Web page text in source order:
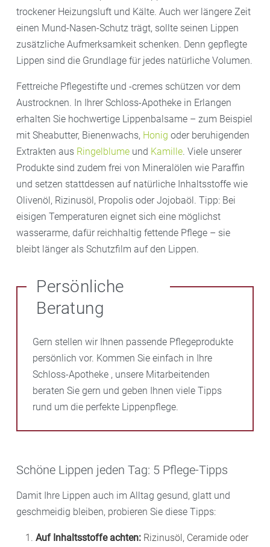
trockener Heizungsluft und Kälte. Auch wer längere Zeit
einen Mund-Nasen-Schutz trägt, sollte seinen Lippen
zusätzliche Aufmerksamkeit schenken. Denn gepflegte
Lippen sind die Grundlage für jedes natürliche Volumen.
Fettreiche Pflegestifte und -cremes schützen vor dem
Austrocknen. In Ihrer Schloss-Apotheke in Erlangen
erhalten Sie hochwertige Lippenbalsame – zum Beispiel
mit Sheabutter, Bienenwachs, Honig oder beruhigenden
Extrakten aus Ringelblume und Kamille. Viele unserer
Produkte sind zudem frei von Mineralölen wie Paraffin
und setzen stattdessen auf natürliche Inhaltsstoffe wie
Olivenöl, Rizinusöl, Propolis oder Jojobaöl. Tipp: Bei
eisigen Temperaturen eignet sich eine möglichst
wasserarme, dafür reichhaltig fettende Pflege – sie
bleibt länger als Schutzfilm auf den Lippen.
Persönliche
Beratung
Gern stellen wir Ihnen passende Pflegeprodukte
persönlich vor. Kommen Sie einfach in Ihre
Schloss-Apotheke , unsere Mitarbeitenden
beraten Sie gern und geben Ihnen viele Tipps
rund um die perfekte Lippenpflege.
Schöne Lippen jeden Tag: 5 Pflege-Tipps
Damit Ihre Lippen auch im Alltag gesund, glatt und
geschmeidig bleiben, probieren Sie diese Tipps:
Auf Inhaltsstoffe achten: Rizinusöl, Ceramide oder